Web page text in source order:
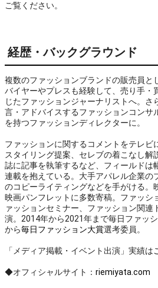
ご覧ください。
経歴・バックグラウンド
複数のファッションブランドの販売員と
バイヤーやプレスも経験して、売り手・
じたファッションジャーナリストへ。さ
言・アドバイスするファッションコンサ
を持つファッションディレクターに。
ファッションに関するコメントをテレビ
スタイリング提案、セレブの着こなし解
誌に記事を執筆するなど、フィールドは
連載を抱えている。大手アパレル企業の
のコピーライティングなどを手がける。
映画パンフレットに多数寄稿。ファッシ
ァッションセミナー、ファッション関連
演。2014年から2021年まで毎日ファッ
から毎日ファッション大賞選考委員。
「メディア掲載・イベント出演」実績は
◆オフィシャルサイト： riemiyata.com